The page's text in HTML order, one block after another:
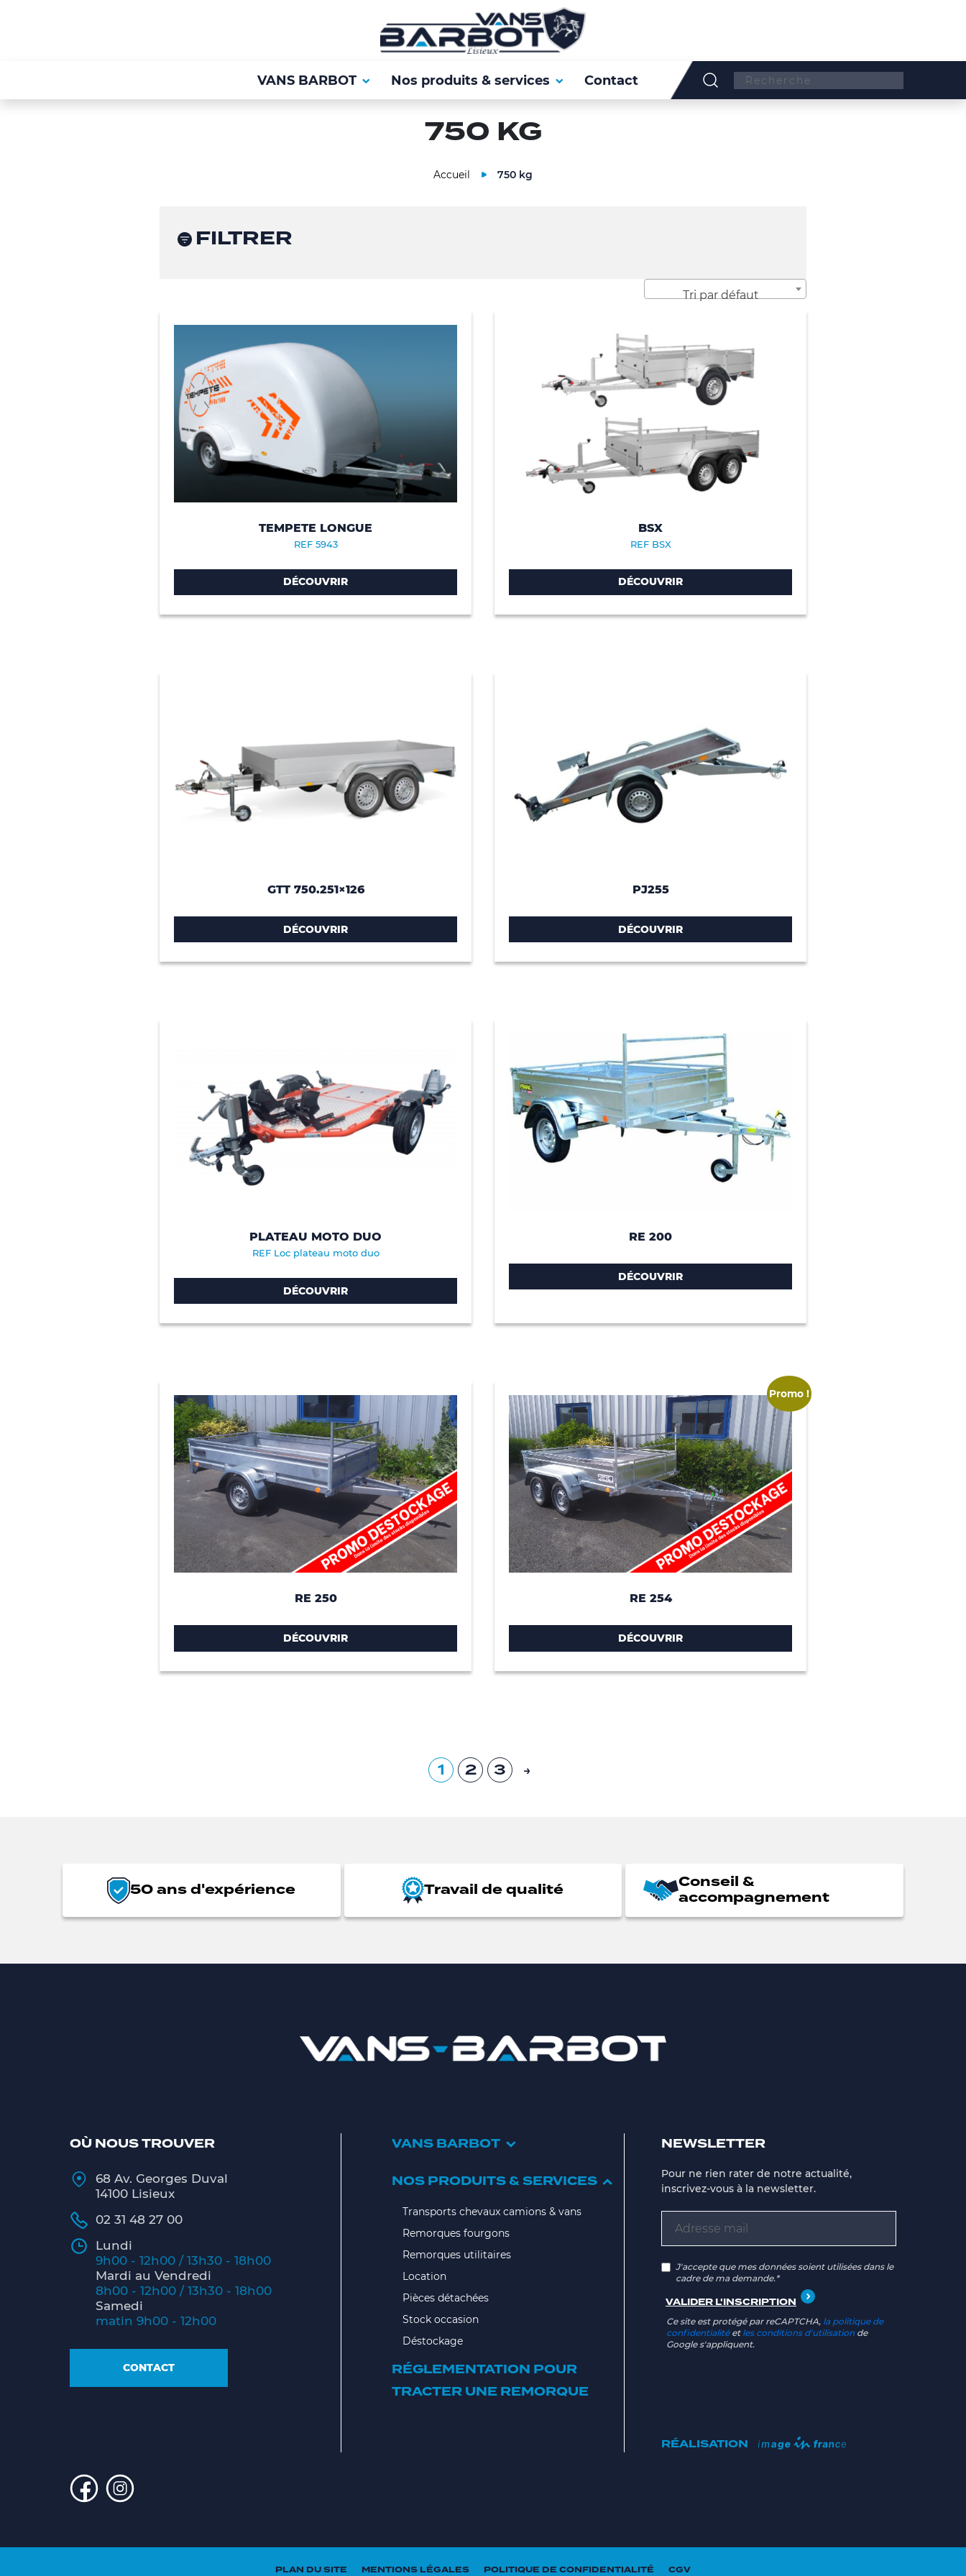
VANS BARBOT Nos produits & services Contact Search:
750 KG
Accueil 750 kg
FILTRER
Tri par défaut
TEMPETE LONGUE
REF 5943
DÉCOUVRIR
BSX
REF BSX
DÉCOUVRIR
GTT 750.251×126
DÉCOUVRIR
PJ255
DÉCOUVRIR
PLATEAU MOTO DUO
REF Loc plateau moto duo
DÉCOUVRIR
RE 200
DÉCOUVRIR
RE 250
DÉCOUVRIR
Promo !
RE 254
DÉCOUVRIR
1 2 3 →
50 ans d'expérience Travail de qualité Conseil &
accompagnement
OÙ NOUS TROUVER
68 Av. Georges Duval
14100 Lisieux
02 31 48 27 00
Lundi
9h00 - 12h00 / 13h30 - 18h00
Mardi au Vendredi
8h00 - 12h00 / 13h30 - 18h00
Samedi
matin 9h00 - 12h00
CONTACT
VANS BARBOT
NOS PRODUITS & SERVICES
Transports chevaux camions & vans
Remorques fourgons
Remorques utilitaires
Location
Pièces détachées
Stock occasion
Déstockage
RÉGLEMENTATION POUR
TRACTER UNE REMORQUE
NEWSLETTER
Pour ne rien rater de notre actualité,
inscrivez-vous à la newsletter.
J'accepte que mes données soient utilisées dans le
cadre de ma demande.*
Ce site est protégé par reCAPTCHA, la politique de
confidentialitéet les conditions d'utilisationde
Google s'appliquent.
RÉALISATION
PLAN DU SITE MENTIONS LÉGALES POLITIQUE DE CONFIDENTIALITÉ CGV